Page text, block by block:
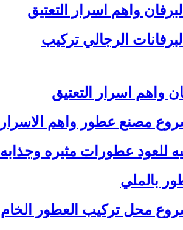
واهم اسرار التعتيق
الرجالي تركيب
واهم اسرار التعتيق
مصنع عطور واهم الاسرار
للعود عطورات مثيره وجذابه
بالملي
محل تركيب العطور الخام 2024